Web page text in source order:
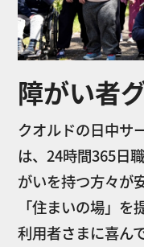
障がい者
クオルドの日中サ
は、24時間365日
がいを持つ方々が
「住まいの場」を
利用者さまに喜ん